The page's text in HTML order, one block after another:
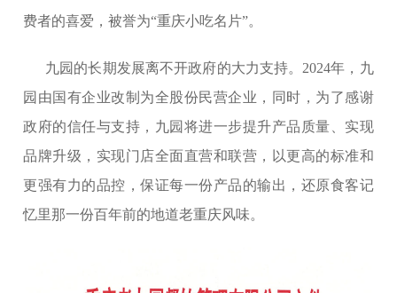
费者的喜爱，被誉为“重庆小吃名片”。
九园的长期发展离不开政府的大力支持。2024年，九
园由国有企业改制为全股份民营企业，同时，为了感谢
政府的信任与支持，九园将进一步提升产品质量、实现
品牌升级，实现门店全面直营和联营，以更高的标准和
更强有力的品控，保证每一份产品的输出，还原食客记
忆里那一份百年前的地道老重庆风味。